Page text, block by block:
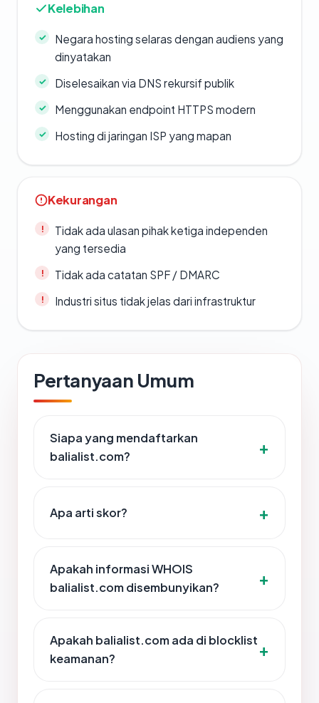
Kelebihan
Negara hosting selaras dengan audiens yang
dinyatakan
Diselesaikan via DNS rekursif publik
Menggunakan endpoint HTTPS modern
Hosting di jaringan ISP yang mapan
Kekurangan
Tidak ada ulasan pihak ketiga independen
yang tersedia
Tidak ada catatan SPF / DMARC
Industri situs tidak jelas dari infrastruktur
Pertanyaan Umum
Siapa yang mendaftarkan
balialist.com?
Apa arti skor?
Apakah informasi WHOIS
balialist.com disembunyikan?
Apakah balialist.com ada di blocklist
keamanan?